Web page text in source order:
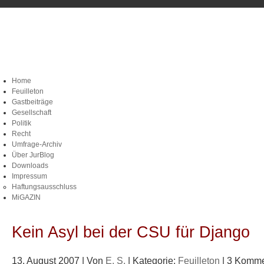
Home
Feuilleton
Gastbeiträge
Gesellschaft
Politik
Recht
Umfrage-Archiv
Über JurBlog
Downloads
Impressum
Haftungsausschluss
MiGAZIN
Kein Asyl bei der CSU für Django
13. August 2007 | Von E. S. | Kategorie: Feuilleton | 3